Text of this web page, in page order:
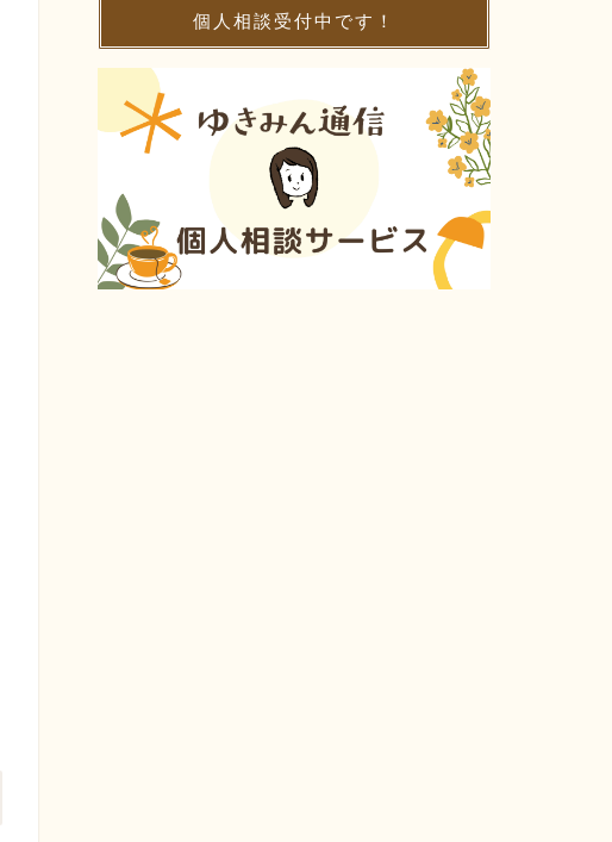
個人相談受付中です！